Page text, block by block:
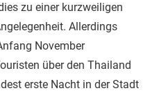
zu einer kurzweiligen
Allerdings
November
über den Thailand
erste Nacht in der Stadt